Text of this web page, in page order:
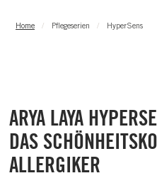
Home Pflegeserien HyperSens
ARYA LAYA
DAS
ALLERGIKER